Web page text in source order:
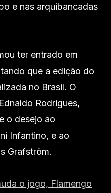
e nas arquibancadas
ter entrado em
que a edição do
no Brasil. O
Rodrigues,
o desejo ao
Infantino, e ao
Grafström.
o jogo, Flamengo